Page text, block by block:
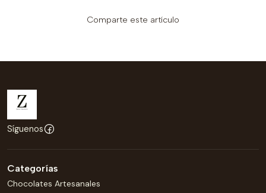
Comparte este artículo
Síguenos
Categorías
Chocolates Artesanales